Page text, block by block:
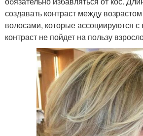
создавать контраст между
волосами, которые ассоциируются
контраст не пойдет на пользу